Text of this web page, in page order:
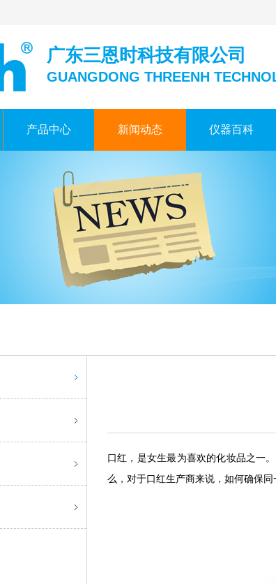
广东三恩时科技有限公司
GUANGDONG THREENH
产品中心 新闻动态 仪器百科
口红，是女生最为喜欢的化妆品之一
么，对于口红生产商来说，如何确保